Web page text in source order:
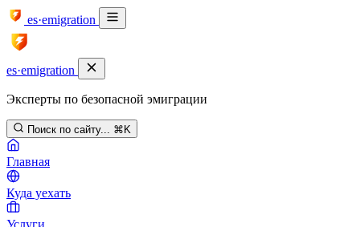
es·emigration
es·emigration
Эксперты по безопасной эмиграции
Поиск по сайту... ⌘K
Главная
Куда уехать
Услуги